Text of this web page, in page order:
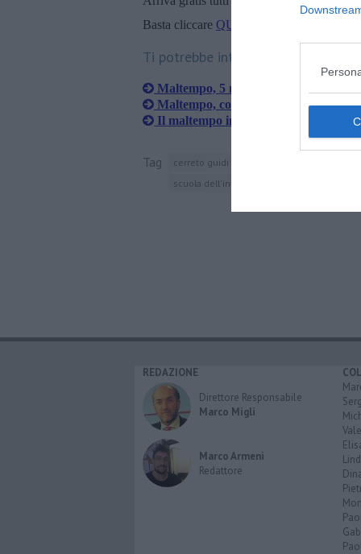
Basta cliccare QUI
Ti potrebbe interessare anche:
Maltempo, 5 milioni di euro per i
Maltempo, continua il censimento
Il maltempo investe la Toscana,
Tag cerreto guidi
scuola dell'infanzia
REDAZIONE
Direttore Responsabile
Marco Migli
Marco Armeni
Redattore